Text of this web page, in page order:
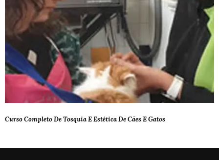
Curso Completo De Tosquia E Estética De Cães E Gatos